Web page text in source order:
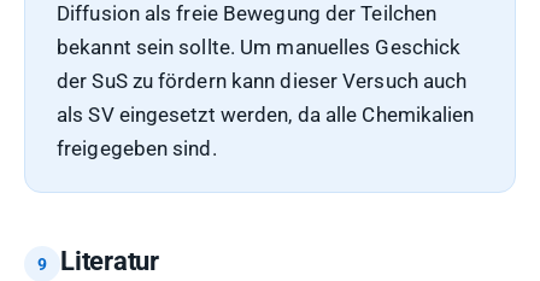
Diffusion als freie Bewegung der Teilchen
bekannt sein sollte. Um manuelles Geschick
der SuS zu fördern kann dieser Versuch auch
als SV eingesetzt werden, da alle Chemikalien
freigegeben sind.
Literatur